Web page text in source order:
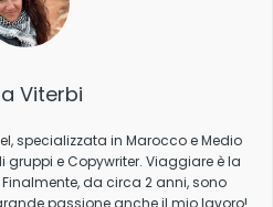
Viterbi
specializzata in Marocco e Medio
e Copywriter. Viaggiare è la
da circa 2 anni, sono